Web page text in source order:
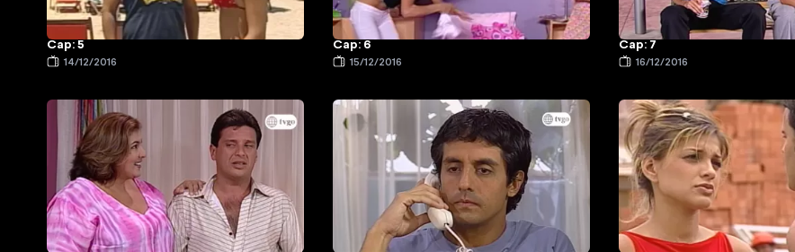
Cap: 5
14/12/2016
Cap: 6
15/12/2016
Cap: 7
16/12/2016